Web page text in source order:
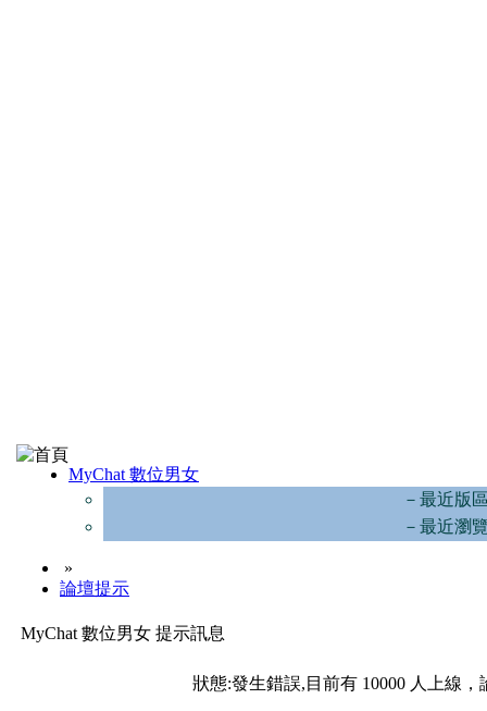
MyChat 數位男女
－最近版
－最近瀏
»
論壇提示
MyChat 數位男女 提示訊息
狀態:發生錯誤,目前有 10000 人上線